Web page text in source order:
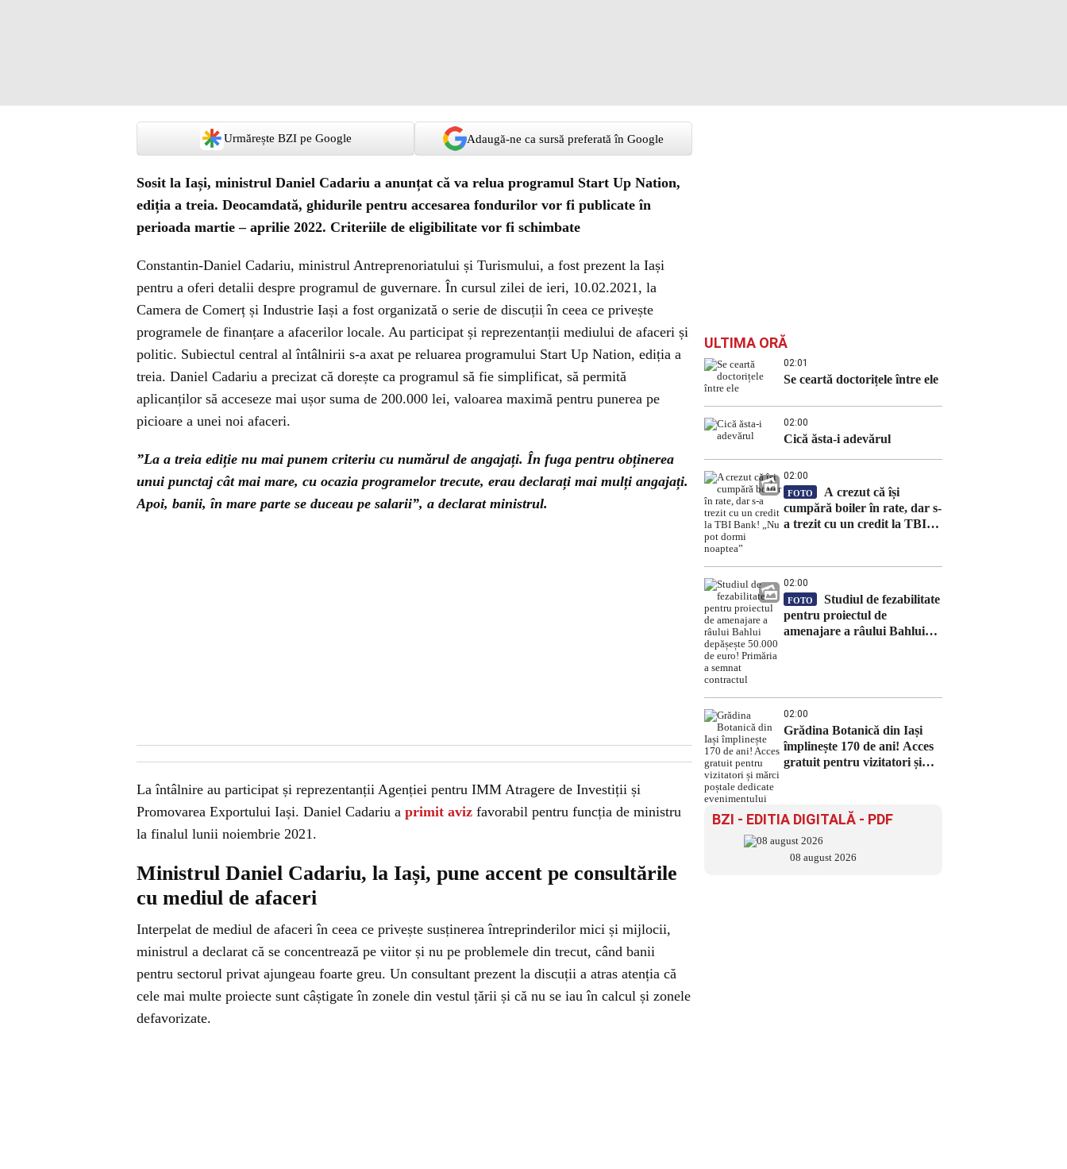
Urmărește BZI pe Google Adaugă-ne ca sursă preferată în Google
Sosit la Iași, ministrul Daniel Cadariu a anunțat că va relua programul Start Up Nation,
ediția a treia. Deocamdată, ghidurile pentru accesarea fondurilor vor fi publicate în
perioada martie – aprilie 2022. Criteriile de eligibilitate vor fi schimbate
Constantin-Daniel Cadariu, ministrul Antreprenoriatului și Turismului, a fost prezent la Iași
pentru a oferi detalii despre programul de guvernare. În cursul zilei de ieri, 10.02.2021, la
Camera de Comerț și Industrie Iași a fost organizată o serie de discuții în ceea ce privește
programele de finanțare a afacerilor locale. Au participat și reprezentanții mediului de afaceri și
politic. Subiectul central al întâlnirii s-a axat pe reluarea programului Start Up Nation, ediția a
treia. Daniel Cadariu a precizat că dorește ca programul să fie simplificat, să permită
aplicanților să acceseze mai ușor suma de 200.000 lei, valoarea maximă pentru punerea pe
picioare a unei noi afaceri.
”La a treia ediție nu mai punem criteriu cu numărul de angajați. În fuga pentru obținerea
unui punctaj cât mai mare, cu ocazia programelor trecute, erau declarați mai mulți angajați.
Apoi, banii, în mare parte se duceau pe salarii”, a declarat ministrul.
La întâlnire au participat și reprezentanții Agenției pentru IMM Atragere de Investiții și
Promovarea Exportului Iași. Daniel Cadariu a primit aviz favorabil pentru funcția de ministru
la finalul lunii noiembrie 2021.
Ministrul Daniel Cadariu, la Iași, pune accent pe consultările
cu mediul de afaceri
Interpelat de mediul de afaceri în ceea ce privește susținerea întreprinderilor mici și mijlocii,
ministrul a declarat că se concentrează pe viitor și nu pe problemele din trecut, când banii
pentru sectorul privat ajungeau foarte greu. Un consultant prezent la discuții a atras atenția că
cele mai multe proiecte sunt câștigate în zonele din vestul țării și că nu se iau în calcul și zonele
defavorizate.
ULTIMA ORĂ
02:01
Se ceartă doctorițele între ele
02:00
Cică ăsta-i adevărul
02:00
FOTO
A crezut că își
cumpără boiler în rate, dar s-
a trezit cu un credit la TBI
02:00
FOTO
Studiul de fezabilitate
pentru proiectul de
amenajare a râului Bahlui
02:00
Grădina Botanică din Iași
împlinește 170 de ani! Acces
gratuit pentru vizitatori și
BZI - EDITIA DIGITALĂ - PDF
08 august 2026